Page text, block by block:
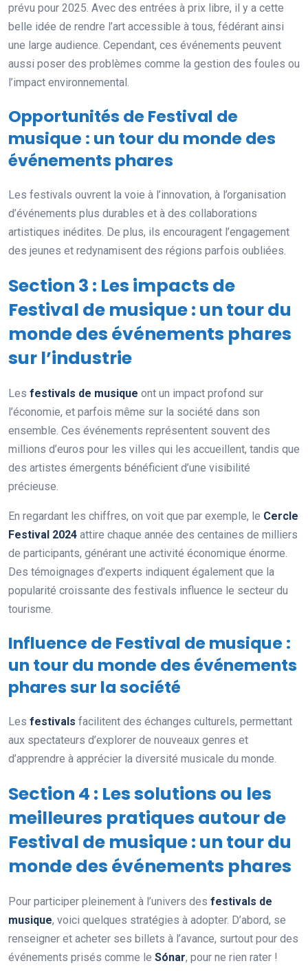
prévu pour 2025. Avec des entrées à prix libre, il y a cette
belle idée de rendre l’art accessible à tous, fédérant ainsi
une large audience. Cependant, ces événements peuvent
aussi poser des problèmes comme la gestion des foules ou
l’impact environnemental.
Opportunités de Festival de
musique : un tour du monde des
événements phares
Les festivals ouvrent la voie à l’innovation, à l’organisation
d’événements plus durables et à des collaborations
artistiques inédites. De plus, ils encouragent l’engagement
des jeunes et redynamisent des régions parfois oubliées.
Section 3 : Les impacts de
Festival de musique : un tour du
monde des événements phares
sur l’industrie
Les festivals de musique ont un impact profond sur
l’économie, et parfois même sur la société dans son
ensemble. Ces événements représentent souvent des
millions d’euros pour les villes qui les accueillent, tandis que
des artistes émergents bénéficient d’une visibilité
précieuse.
En regardant les chiffres, on voit que par exemple, le Cercle
Festival 2024 attire chaque année des centaines de milliers
de participants, générant une activité économique énorme.
Des témoignages d’experts indiquent également que la
popularité croissante des festivals influence le secteur du
tourisme.
Influence de Festival de musique :
un tour du monde des événements
phares sur la société
Les festivals facilitent des échanges culturels, permettant
aux spectateurs d’explorer de nouveaux genres et
d’apprendre à apprécier la diversité musicale du monde.
Section 4 : Les solutions ou les
meilleures pratiques autour de
Festival de musique : un tour du
monde des événements phares
Pour participer pleinement à l’univers des festivals de
musique, voici quelques stratégies à adopter. D’abord, se
renseigner et acheter ses billets à l’avance, surtout pour des
événements prisés comme le Sónar, pour ne rien rater !